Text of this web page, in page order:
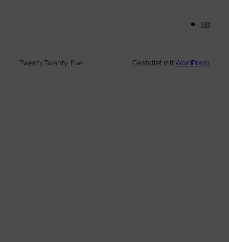
Twenty Twenty-Five Gestaltet mitWordPress